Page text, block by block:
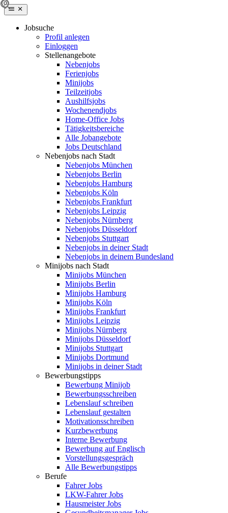
Jobsuche
Profil anlegen
Einloggen
Stellenangebote
Nebenjobs
Ferienjobs
Minijobs
Teilzeitjobs
Aushilfsjobs
Wochenendjobs
Home-Office Jobs
Tätigkeitsbereiche
Alle Jobangebote
Jobs Deutschland
Nebenjobs nach Stadt
Nebenjobs München
Nebenjobs Berlin
Nebenjobs Hamburg
Nebenjobs Köln
Nebenjobs Frankfurt
Nebenjobs Leipzig
Nebenjobs Nürnberg
Nebenjobs Düsseldorf
Nebenjobs Stuttgart
Nebenjobs in deiner Stadt
Nebenjobs in deinem Bundesland
Minijobs nach Stadt
Minijobs München
Minijobs Berlin
Minijobs Hamburg
Minijobs Köln
Minijobs Frankfurt
Minijobs Leipzig
Minijobs Nürnberg
Minijobs Düsseldorf
Minijobs Stuttgart
Minijobs Dortmund
Minijobs in deiner Stadt
Bewerbungstipps
Bewerbung Minijob
Bewerbungsschreiben
Lebenslauf schreiben
Lebenslauf gestalten
Motivationsschreiben
Kurzbewerbung
Interne Bewerbung
Bewerbung auf Englisch
Vorstellungsgespräch
Alle Bewerbungstipps
Berufe
Fahrer Jobs
LKW-Fahrer Jobs
Hausmeister Jobs